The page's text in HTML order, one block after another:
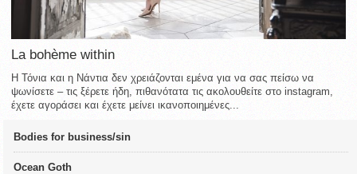
La bohème within
Η Τόνια και η Νάντια δεν χρειάζονται εμένα για να σας πείσω να
ψωνίσετε – τις ξέρετε ήδη, πιθανότατα τις ακολουθείτε στο instagram,
έχετε αγοράσει και έχετε μείνει ικανοποιημένες...
Bodies for business/sin
Ocean Goth